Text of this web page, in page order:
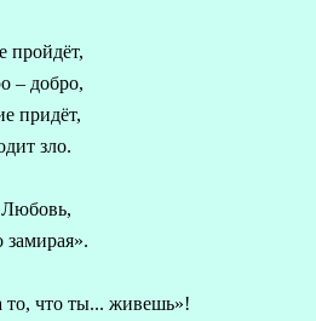
пройдёт,
– добро,
придёт,
зло.
Любовь,
замирая».
то, что ты... живешь»!